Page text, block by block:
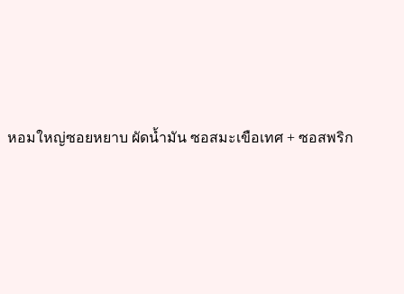
หอมใหญ่ซอยหยาบ ผัดน้ำมัน ซอสมะเขือเทศ + ซอสพริก